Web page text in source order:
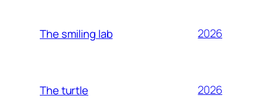
The smiling lab 2026
The turtle 2026